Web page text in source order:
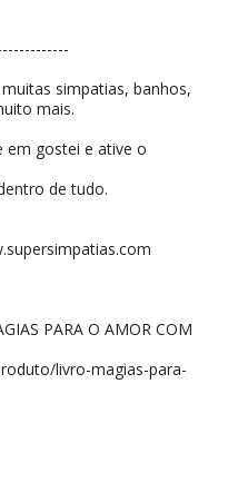
simpatias, banhos,
mais.
em gostei e ative o
de tudo.
PARA O AMOR COM
livro-magias-para-